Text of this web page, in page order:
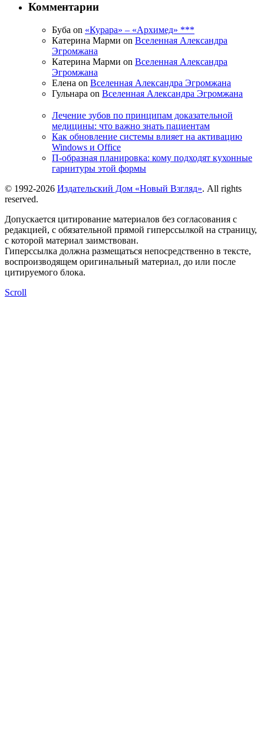
Комментарии
Буба on «Курара» – «Архимед» ***
Катерина Марми on Вселенная Александра
Эгромжана
Катерина Марми on Вселенная Александра
Эгромжана
Елена on Вселенная Александра Эгромжана
Гульнара on Вселенная Александра Эгромжана
Лечение зубов по принципам доказательной
медицины: что важно знать пациентам
Как обновление системы влияет на активацию
Windows и Office
П-образная планировка: кому подходят кухонные
гарнитуры этой формы
© 1992-2026 Издательский Дом «Новый Взгляд». All rights
reserved.
Допускается цитирование материалов без согласования с
редакцией, с обязательной прямой гиперссылкой на страницу,
с которой материал заимствован.
Гиперссылка должна размещаться непосредственно в тексте,
воспроизводящем оригинальный материал, до или после
цитируемого блока.
Scroll